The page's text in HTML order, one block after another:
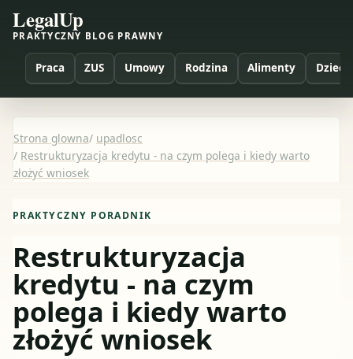
LegalUp
PRAKTYCZNY BLOG PRAWNY
Praca ZUS Umowy Rodzina Alimenty Dzieci
Strona glowna/ upadlosc
/ Restrukturyzacja kredytu - na czym polega i kiedy warto
złożyć wniosek
PRAKTYCZNY PORADNIK
Restrukturyzacja
kredytu - na czym
polega i kiedy warto
złożyć wniosek